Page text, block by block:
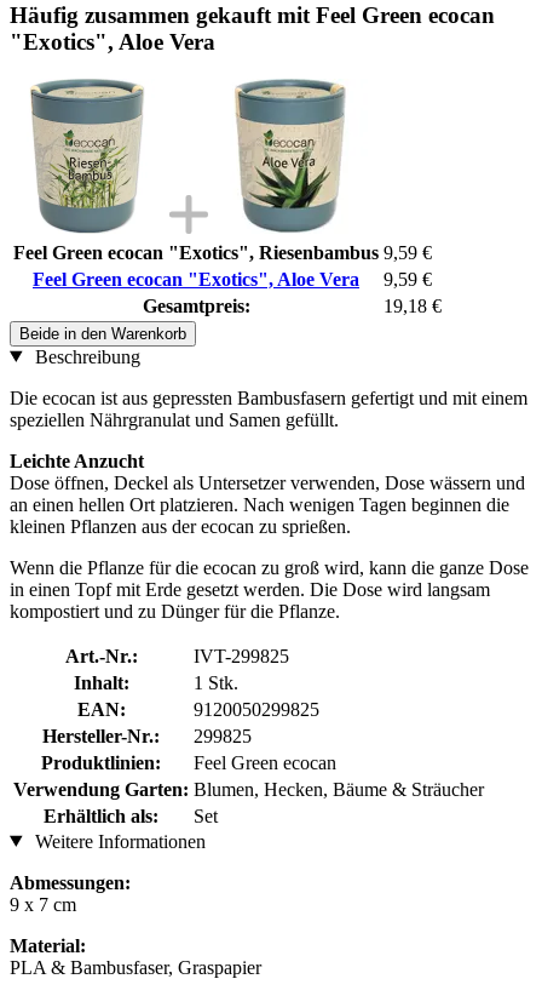
Häufig zusammen gekauft mit Feel Green ecocan
"Exotics", Aloe Vera
Feel Green ecocan "Exotics", Riesenbambus 9,59 €
Feel Green ecocan "Exotics", Aloe Vera
9,59 €
Gesamtpreis:
19,18 €
Beide in den Warenkorb
Beschreibung
Die ecocan ist aus gepressten Bambusfasern gefertigt und mit einem
speziellen Nährgranulat und Samen gefüllt.
Leichte Anzucht
Dose öffnen, Deckel als Untersetzer verwenden, Dose wässern und
an einen hellen Ort platzieren. Nach wenigen Tagen beginnen die
kleinen Pflanzen aus der ecocan zu sprießen.
Wenn die Pflanze für die ecocan zu groß wird, kann die ganze Dose
in einen Topf mit Erde gesetzt werden. Die Dose wird langsam
kompostiert und zu Dünger für die Pflanze.
Art.-Nr.:
IVT-299825
Inhalt:
1 Stk.
EAN:
9120050299825
Hersteller-Nr.:
299825
Produktlinien:
Feel Green ecocan
Verwendung Garten: Blumen, Hecken, Bäume & Sträucher
Erhältlich als:
Set
Weitere Informationen
Abmessungen:
9 x 7 cm
Material:
PLA & Bambusfaser, Graspapier